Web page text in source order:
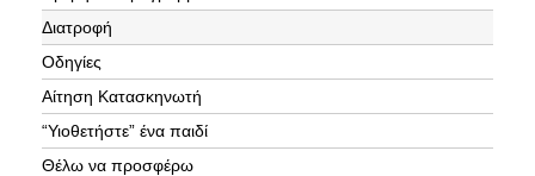
Διατροφή
Οδηγίες
Αίτηση Κατασκηνωτή
“Υιοθετήστε” ένα παιδί
Θέλω να προσφέρω